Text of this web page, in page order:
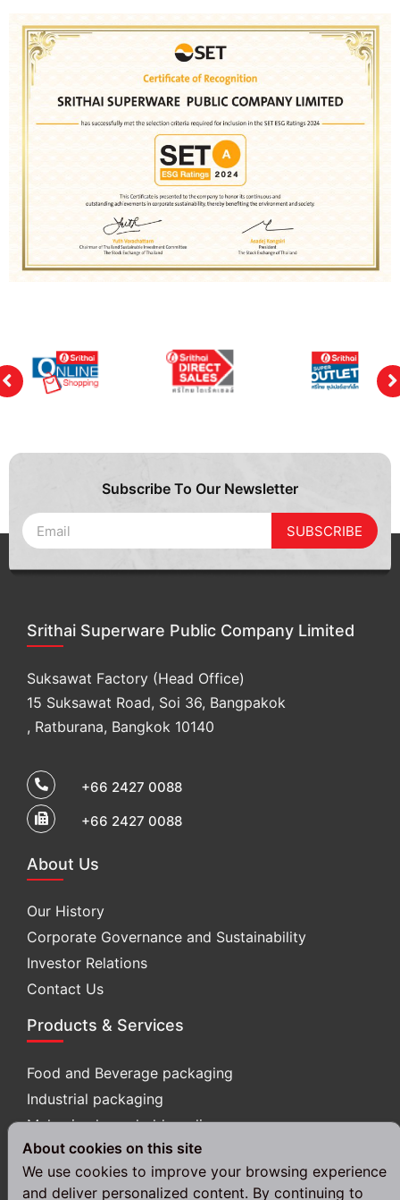
Subscribe To Our Newsletter
SUBSCRIBE
Srithai Superware Public Company Limited
Suksawat Factory (Head Office)
15 Suksawat Road, Soi 36, Bangpakok
, Ratburana, Bangkok 10140
+66 2427 0088
+66 2427 0088
About Us
Our History
Corporate Governance and Sustainability
Investor Relations
Contact Us
Products & Services
Food and Beverage packaging
Industrial packaging
Melamine household appliances
3D printing & Scanning
Follow Us
About cookies on this site
We use cookies to improve your browsing experience
and deliver personalized content. By continuing to